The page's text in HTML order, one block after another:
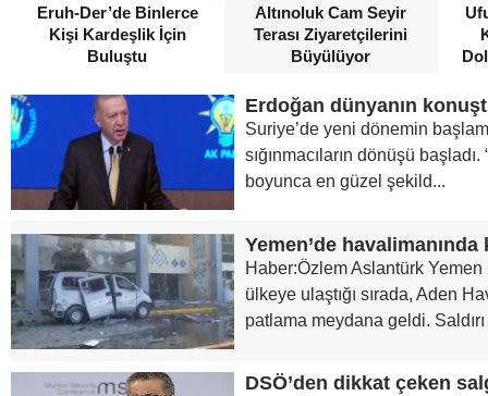
Eruh-Der’de Binlerce
Kişi Kardeşlik İçin
Buluştu
Altınoluk Cam Seyir
Terası Ziyaretçilerini
Büyülüyor
Suriye’de yeni dönemin
sığınmacıların dönüşü
boyunca en güzel şekild...
Yemen’de
Haber:Özlem Aslantürk
ülkeye ulaştığı sırada, Aden
patlama meydana geldi.
DSÖ’den dikkat çeken